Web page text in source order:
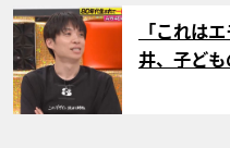
サムネイル
「これは
井、子ど